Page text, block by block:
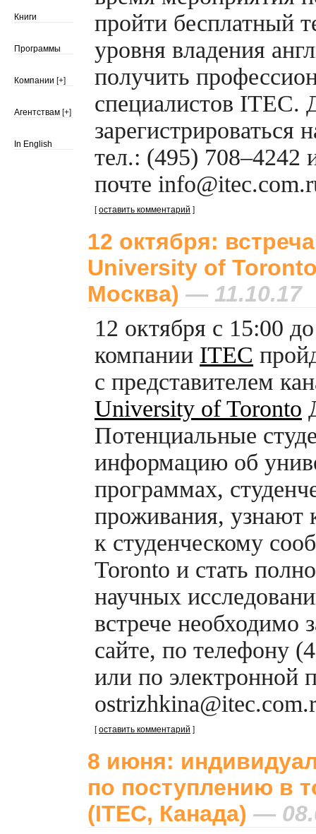
Книги
Программы
Компании [+]
Агентствам [+]
In English
пройти бесплатный
уровня владения
получить
специалистов ITEC.
зарегистрироваться
тел.: (495) 708–4242
почте
[оставить комментарий ]
12 октября:
University of
Москва) — 11.10.17
12 октября c 15:00
компании ITEC
с представителем
University of Toronto
Потенциальные
информацию об
программах,
проживания, узнают
к студенческому
Toronto и стать
научных
встрече необходимо
сайте, по телефону
или по электронной
[оставить комментарий ]
8 июня:
по поступлению в
(ITEC, Канада) —